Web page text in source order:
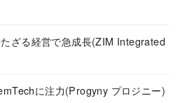
ざる経営で急成長(ZIM Integrated
に注力(Progyny プロジニー)